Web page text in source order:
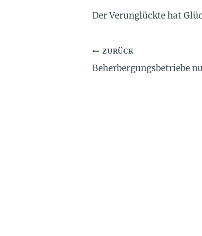
Der Verunglückte hat
Beitragsnavigation
ZURÜCK
Beherbergungsbetriebe